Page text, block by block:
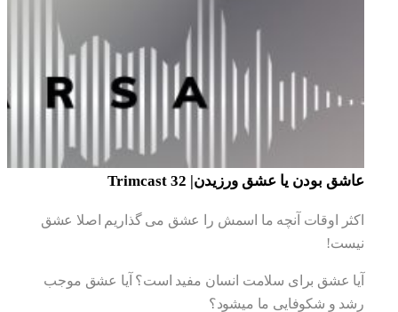
عاشق بودن یا عشق ورزیدن| Trimcast 32
اکثر اوقات آنچه ما اسمش را عشق می گذاریم اصلا عشق
نیست!
آیا عشق برای سلامت انسان مفید است؟ آیا عشق موجب
رشد و شکوفایی ما میشود؟